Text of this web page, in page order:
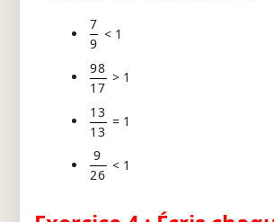
7
9
< 1
98
17
> 1
13
13
= 1
9
26
< 1